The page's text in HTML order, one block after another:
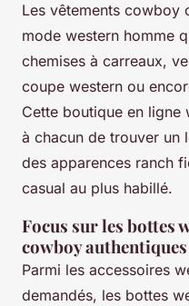
Les vêtements cowboy
mode western homme
chemises à carreaux,
coupe western ou
Cette boutique en ligne
à chacun de trouver un
des apparences ranch
casual au plus habillé.
Focus sur les bottes
cowboy
Parmi les accessoires
demandés, les bottes